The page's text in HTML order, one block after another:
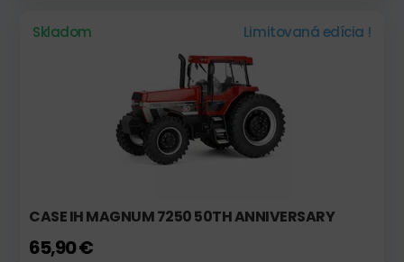
Skladom Limitovaná edícia !
CASE IH MAGNUM 7250 50TH ANNIVERSARY
65,90 €